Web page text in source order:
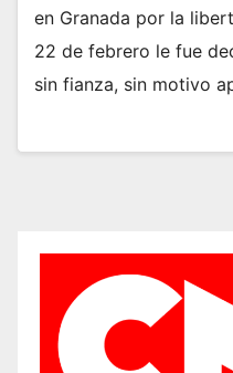
en Granada por la
22 de febrero le fue
sin fianza, sin motivo